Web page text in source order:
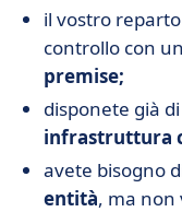
il vostro
controllo con
premise;
disponete già
infrastruttura
avete bisogno
entità, ma non